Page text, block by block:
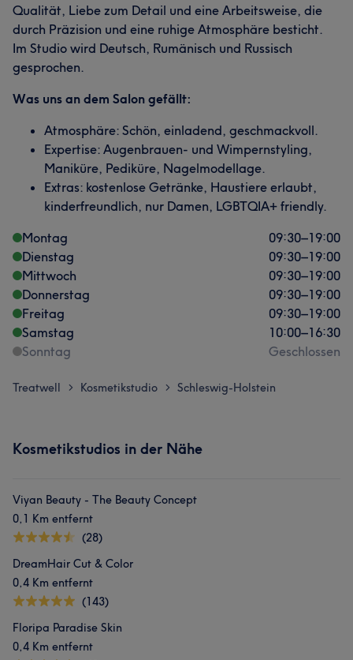
Qualität, Liebe zum Detail und eine Arbeitsweise, die
durch Präzision und eine ruhige Atmosphäre besticht.
Im Studio wird Deutsch, Rumänisch und Russisch
gesprochen.
Was uns an dem Salon gefällt:
Atmosphäre: Schön, einladend, geschmackvoll.
Expertise: Augenbrauen- und Wimpernstyling,
Maniküre, Pediküre, Nagelmodellage.
Extras: kostenlose Getränke, Haustiere erlaubt,
kinderfreundlich, nur Damen, LGBTQIA+ friendly.
Montag
09:30–19:00
Dienstag
09:30–19:00
Mittwoch
09:30–19:00
Donnerstag
09:30–19:00
Freitag
09:30–19:00
Samstag
10:00–16:30
Sonntag
Geschlossen
Treatwell > Kosmetikstudio > Schleswig-Holstein
Kosmetikstudios in der Nähe
Viyan Beauty - The Beauty Concept
0,1 Km entfernt
(28)
DreamHair Cut & Color
0,4 Km entfernt
(143)
Floripa Paradise Skin
0,4 Km entfernt